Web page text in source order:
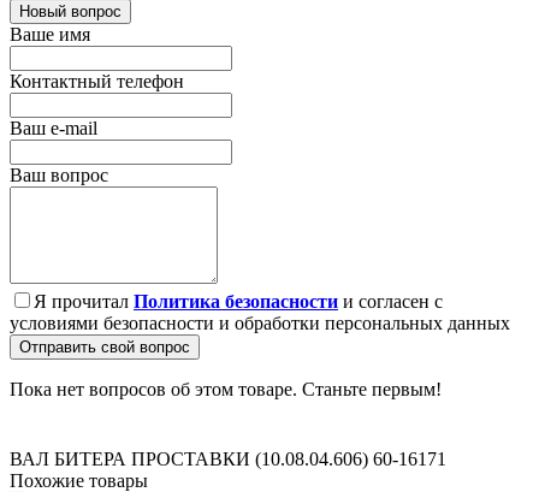
Новый вопрос
Ваше имя
Контактный телефон
Ваш e-mail
Ваш вопрос
Я прочитал Политика безопасности и согласен с
условиями безопасности и обработки персональных данных
Отправить свой вопрос
Пока нет вопросов об этом товаре. Станьте первым!
ВАЛ БИТЕРА ПРОСТАВКИ (10.08.04.606) 60-16171
Похожие товары